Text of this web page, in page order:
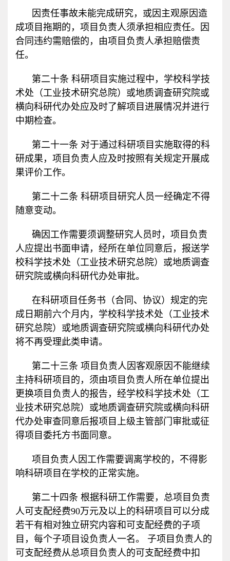
因责任事故未能完成研究，或因主观原因造
成项目拖期的，项目负责人须承担相应责任。因
合同违约需赔偿的，由项目负责人承担赔偿责
任。
第二十条 科研项目实施过程中，学校科学技
术处（工业技术研究总院）或地质调查研究院或
横向科研代办处应及时了解项目进展情况并进行
中期检查。
第二十一条 对于通过科研项目实施取得的科
研成果，项目负责人应及时按照有关规定开展成
果评价工作。
第二十二条 科研项目研究人员一经确定不得
随意变动。
确因工作需要须调整研究人员时，项目负责
人应提出书面申请，经所在单位同意后，报送学
校科学技术处（工业技术研究总院）或地质调查
研究院或横向科研代办处审批。
在科研项目任务书（合同、协议）规定的完
成日期前六个月内，学校科学技术处（工业技术
研究总院）或地质调查研究院或横向科研代办处
将不再受理此类申请。
第二十三条 项目负责人因客观原因不能继续
主持科研项目的，须由项目负责人所在单位提出
更换项目负责人的报告，经学校科学技术处（工
业技术研究总院）或地质调查研究院或横向科研
代办处审查同意后报项目上级主管部门审批或征
得项目委托方书面同意。
项目负责人因工作需要调离学校的，不得影
响科研项目在学校的正常实施。
第二十四条 根据科研工作需要，总项目负责
人可支配经费90万元及以上的科研项目可以分成
若干有相对独立研究内容和可支配经费的子项
目，每个子项目设负责人一名。 子项目负责人的
可支配经费从总项目负责人的可支配经费中扣